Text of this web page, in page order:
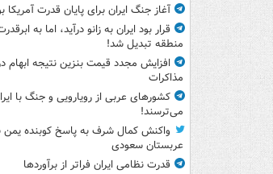
آغاز جنگ ایران برای پایان قدرت آمریکا
قرار بود ایران به زانو درآید، اما به
منطقه تبدیل شد!
افزایش مجدد قیمت بنزین نتیجه ابهام
مذاکرات
کشورهای عربی از رویارویی و جنگ با
می‌ترسند!
واکنش کمال شرف به پاسخ کوبنده یمن
عربستان سعودی
قدرت نظامی ایران فراتر از برآوردها